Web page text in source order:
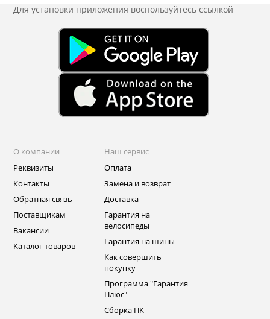
Для установки приложения воспользуйтесь ссылкой
О компании
Реквизиты
Контакты
Обратная связь
Поставщикам
Вакансии
Каталог товаров
Наш сервис
Оплата
Замена и возврат
Доставка
Гарантия на
велосипеды
Гарантия на шины
Как совершить
покупку
Программа "Гарантия
Плюс"
Сборка ПК